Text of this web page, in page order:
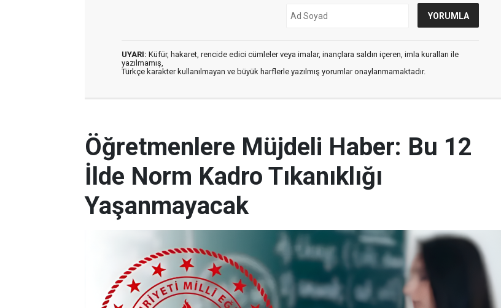
UYARI: Küfür, hakaret, rencide edici cümleler veya imalar, inançlara saldırı içeren, imla kuralları ile
yazılmamış,
Türkçe karakter kullanılmayan ve büyük harflerle yazılmış yorumlar onaylanmamaktadır.
Öğretmenlere Müjdeli Haber: Bu 12
İlde Norm Kadro Tıkanıklığı
Yaşanmayacak